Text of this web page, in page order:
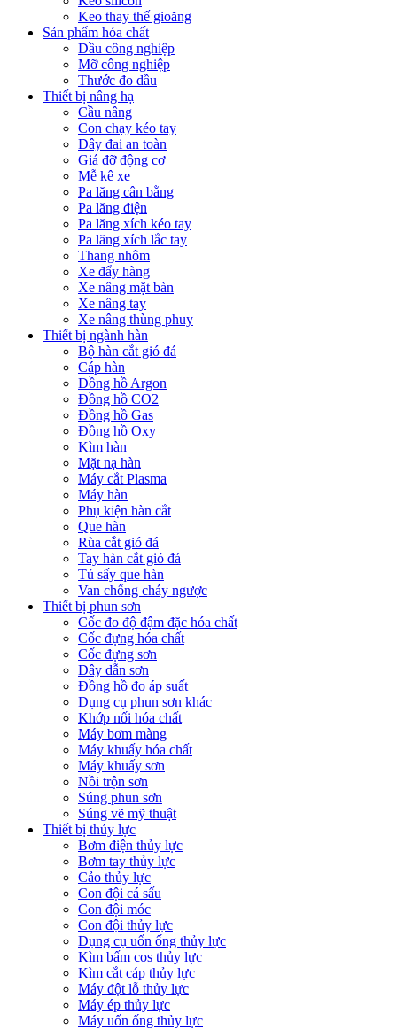
Keo thay thế gioăng
Sản phẩm hóa chất
Dầu công nghiệp
Mỡ công nghiệp
Thước đo dầu
Thiết bị nâng hạ
Cầu nâng
Con chạy kéo tay
Dây đai an toàn
Giá đỡ động cơ
Mễ kê xe
Pa lăng cân bằng
Pa lăng điện
Pa lăng xích kéo tay
Pa lăng xích lắc tay
Thang nhôm
Xe đẩy hàng
Xe nâng mặt bàn
Xe nâng tay
Xe nâng thùng phuy
Thiết bị ngành hàn
Bộ hàn cắt gió đá
Cáp hàn
Đồng hồ Argon
Đồng hồ CO2
Đồng hồ Gas
Đồng hồ Oxy
Kìm hàn
Mặt nạ hàn
Máy cắt Plasma
Máy hàn
Phụ kiện hàn cắt
Que hàn
Rùa cắt gió đá
Tay hàn cắt gió đá
Tủ sấy que hàn
Van chống cháy ngược
Thiết bị phun sơn
Cốc đo độ đậm đặc hóa chất
Cốc đựng hóa chất
Cốc đựng sơn
Dây dẫn sơn
Đồng hồ đo áp suất
Dụng cụ phun sơn khác
Khớp nối hóa chất
Máy bơm màng
Máy khuấy hóa chất
Máy khuấy sơn
Nồi trộn sơn
Súng phun sơn
Súng vẽ mỹ thuật
Thiết bị thủy lực
Bơm điện thủy lực
Bơm tay thủy lực
Cảo thủy lực
Con đội cá sấu
Con đội móc
Con đội thủy lực
Dụng cụ uốn ống thủy lực
Kìm bấm cos thủy lực
Kìm cắt cáp thủy lực
Máy đột lỗ thủy lực
Máy ép thủy lực
Máy uốn ống thủy lực